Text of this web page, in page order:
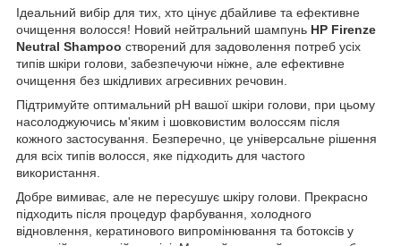
Ідеальний вибір для тих, хто цінує дбайливе та ефективне
очищення волосся! Новий нейтральний шампунь HP Firenze
Neutral Shampoo створений для задоволення потреб усіх
типів шкіри голови, забезпечуючи ніжне, але ефективне
очищення без шкідливих агресивних речовин.
Підтримуйте оптимальний pH вашої шкіри голови, при цьому
насолоджуючись м'яким і шовковистим волоссям після
кожного застосування. Безперечно, це універсальне рішення
для всіх типів волосся, яке підходить для частого
використання.
Добре вимиває, але не пересушує шкіру голови. Прекрасно
підходить після процедур фарбування, холодного
відновлення, кератинового випромінювання та ботоксів у